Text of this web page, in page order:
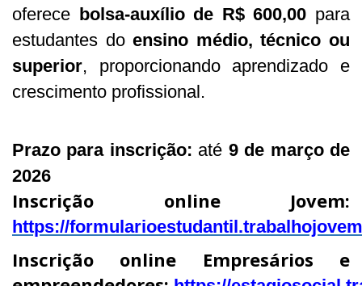
oferece bolsa-auxílio de R$ 600,00 para
estudantes doensino médio, técnico ou
superior, proporcionando aprendizado e
crescimento profissional.
Prazo para inscrição: até 9 de março de
2026
Inscrição online Jovem:
https://
Inscrição online Empresários e